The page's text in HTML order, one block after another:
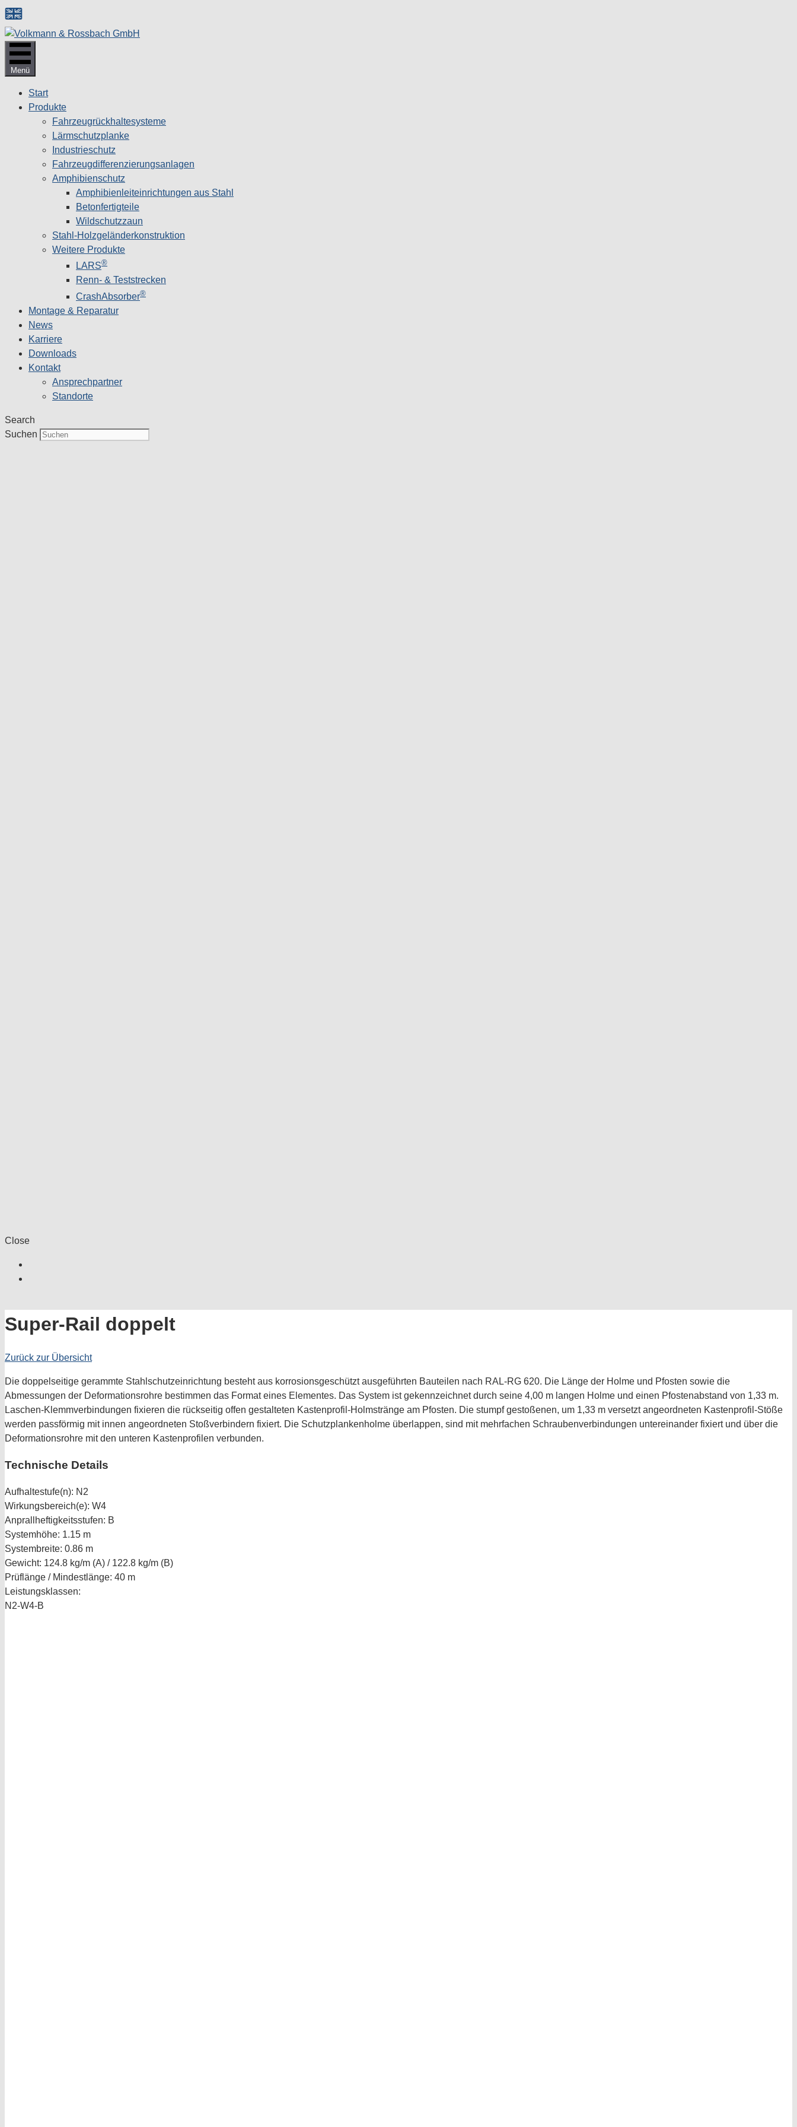
Zum
Inhalt
springen
Menü
Start
Produkte
Fahrzeugrückhaltesysteme
Lärmschutzplanke
Industrieschutz
Fahrzeug­differenzierungsanlagen
Amphibienschutz
Amphibienleiteinrichtungen aus Stahl
Betonfertigteile
Wildschutzzaun
Stahl-Holzgeländerkonstruktion
Weitere Produkte
LARS®
Renn- & Teststrecken
CrashAbsorber®
Montage & Reparatur
News
Karriere
Downloads
Kontakt
Ansprechpartner
Standorte
Search
Suchen
Close
Super-Rail doppelt
Zurück zur Übersicht
Die doppelseitige gerammte Stahlschutzeinrichtung besteht aus korrosionsgeschützt ausgeführten Bauteilen nach RAL-RG 620. Die Länge der Holme und Pfosten sowie die
Abmessungen der Deformationsrohre bestimmen das Format eines Elementes. Das System ist gekennzeichnet durch seine 4,00 m langen Holme und einen Pfostenabstand von 1,33 m.
Laschen-Klemmverbindungen fixieren die rückseitig offen gestalteten Kastenprofil-Holmstränge am Pfosten. Die stumpf gestoßenen, um 1,33 m versetzt angeordneten Kastenprofil-Stöße
werden passförmig mit innen angeordneten Stoßverbindern fixiert. Die Schutzplankenholme überlappen, sind mit mehrfachen Schraubenverbindungen untereinander fixiert und über die
Deformationsrohre mit den unteren Kastenprofilen verbunden.
Technische Details
Aufhaltestufe(n): N2
Wirkungsbereich(e): W4
Anprallheftigkeitsstufen: B
Systemhöhe: 1.15 m
Systembreite: 0.86 m
Gewicht: 124.8 kg/m (A) / 122.8 kg/m (B)
Prüflänge / Mindestlänge: 40 m
Leistungsklassen:
N2-W4-B